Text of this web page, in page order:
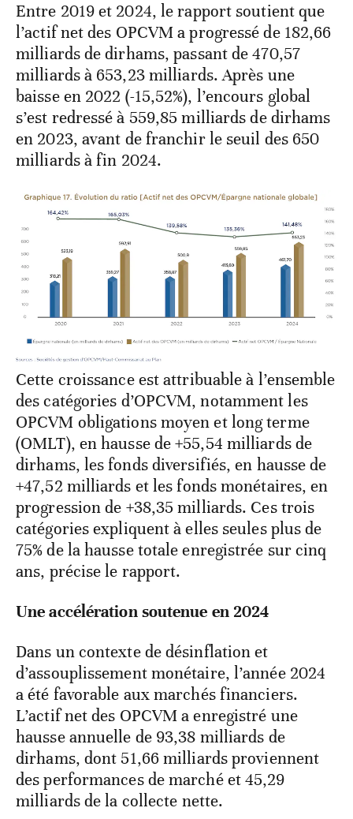
Entre 2019 et 2024, le rapport soutient que
l’actif net des OPCVM a progressé de 182,66
milliards de dirhams, passant de 470,57
milliards à 653,23 milliards. Après une
baisse en 2022 (-15,52%), l’encours global
s’est redressé à 559,85 milliards de dirhams
en 2023, avant de franchir le seuil des 650
milliards à fin 2024.
Cette croissance est attribuable à l’ensemble
des catégories d’OPCVM, notamment les
OPCVM obligations moyen et long terme
(OMLT), en hausse de +55,54 milliards de
dirhams, les fonds diversifiés, en hausse de
+47,52 milliards et les fonds monétaires, en
progression de +38,35 milliards. Ces trois
catégories expliquent à elles seules plus de
75% de la hausse totale enregistrée sur cinq
ans, précise le rapport.
Une accélération soutenue en 2024
Dans un contexte de désinflation et
d’assouplissement monétaire, l’année 2024
a été favorable aux marchés financiers.
L’actif net des OPCVM a enregistré une
hausse annuelle de 93,38 milliards de
dirhams, dont 51,66 milliards proviennent
des performances de marché et 45,29
milliards de la collecte nette.